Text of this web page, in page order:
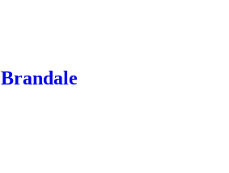
Brandale - עיצוב ובניית אתרים